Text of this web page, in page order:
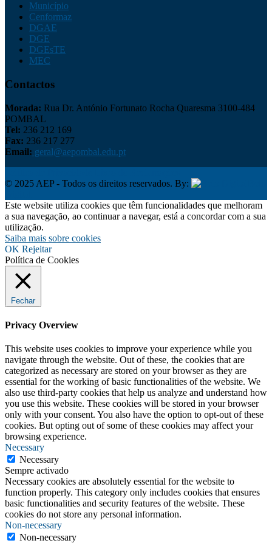
Município
Cenformaz
DGAE
DGE
DGEsTE
MEC
Contactos
Morada: Rua Dr. António Fortunato Rocha Quaresma 3100-484
POMBAL
Tel: 236 212 169
Fax: 236 217 277
Email: geral@aepombal.edu.pt
© 2025 AEP - Todos os direitos reservados. By:
Este website utiliza cookies que têm funcionalidades que melhoram
a sua navegação, ao continuar a navegar, está a concordar com a sua
utilização.
Saiba mais sobre cookies
OK Rejeitar
Política de Cookies
Fechar
Privacy Overview
This website uses cookies to improve your experience while you
navigate through the website. Out of these, the cookies that are
categorized as necessary are stored on your browser as they are
essential for the working of basic functionalities of the website. We
also use third-party cookies that help us analyze and understand how
you use this website. These cookies will be stored in your browser
only with your consent. You also have the option to opt-out of these
cookies. But opting out of some of these cookies may affect your
browsing experience.
Necessary
Necessary
Sempre activado
Necessary cookies are absolutely essential for the website to
function properly. This category only includes cookies that ensures
basic functionalities and security features of the website. These
cookies do not store any personal information.
Non-necessary
Non-necessary